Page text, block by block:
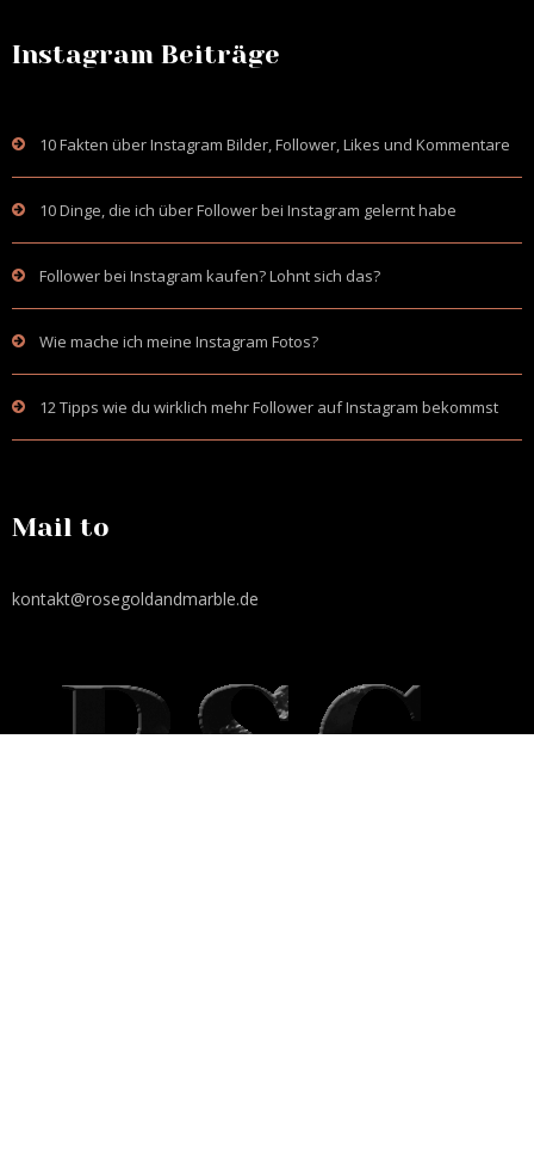
Instagram Beiträge
10 Fakten über Instagram Bilder, Follower, Likes und Kommentare
10 Dinge, die ich über Follower bei Instagram gelernt habe
Follower bei Instagram kaufen? Lohnt sich das?
Wie mache ich meine Instagram Fotos?
12 Tipps wie du wirklich mehr Follower auf Instagram bekommst
Mail to
kontakt@rosegoldandmarble.de